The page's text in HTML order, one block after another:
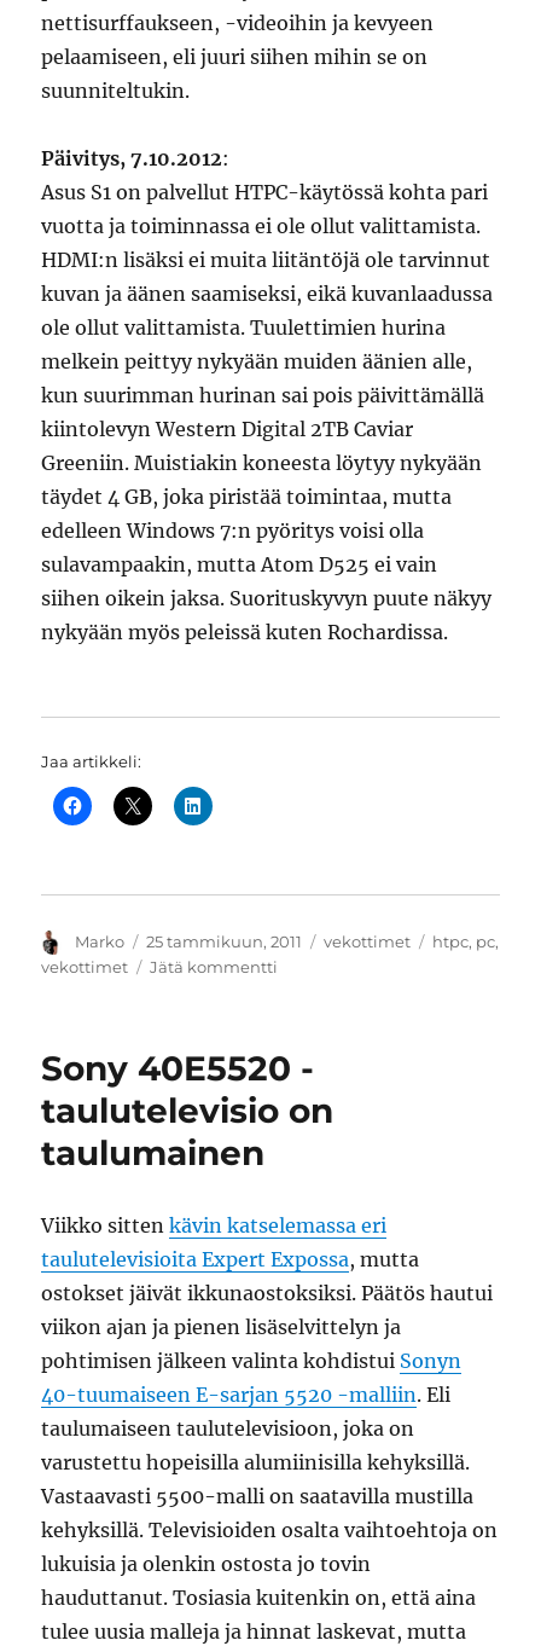
nettisurffaukseen, -videoihin ja kevyeen
pelaamiseen, eli juuri siihen mihin se on
suunniteltukin.
Päivitys, 7.10.2012:
Asus S1 on palvellut HTPC-käytössä kohta pari
vuotta ja toiminnassa ei ole ollut valittamista.
HDMI:n lisäksi ei muita liitäntöjä ole tarvinnut
kuvan ja äänen saamiseksi, eikä kuvanlaadussa
ole ollut valittamista. Tuulettimien hurina
melkein peittyy nykyään muiden äänien alle,
kun suurimman hurinan sai pois päivittämällä
kiintolevyn Western Digital 2TB Caviar
Greeniin. Muistiakin koneesta löytyy nykyään
täydet 4 GB, joka piristää toimintaa, mutta
edelleen Windows 7:n pyöritys voisi olla
sulavampaakin, mutta Atom D525 ei vain
siihen oikein jaksa. Suorituskyvyn puute näkyy
nykyään myös peleissä kuten Rochardissa.
Jaa artikkeli:
Kirjoittaja
Marko Julkaistu
25 tammikuun, 2011 Kategoriat
vekottimet Avainsanat
htpc, pc,
vekottimet
Jätä kommentti
on
pienessä
Sony 40E5520 -
taulutelevisio on
taulumainen
Viikko sittenkävin katselemassa eri
taulutelevisioita Expert Expossa, mutta
ostokset jäivät ikkunaostoksiksi. Päätös hautui
viikon ajan ja pienen lisäselvittelyn ja
pohtimisen jälkeen valinta kohdistui Sonyn
40-tuumaiseen E-sarjan 5520 -malliin. Eli
taulumaiseen taulutelevisioon, joka on
varustettu hopeisilla alumiinisilla kehyksillä.
Vastaavasti 5500-malli on saatavilla mustilla
kehyksillä. Televisioiden osalta vaihtoehtoja on
lukuisia ja olenkin ostosta jo tovin
hauduttanut. Tosiasia kuitenkin on, että aina
tulee uusia malleja ja hinnat laskevat, mutta